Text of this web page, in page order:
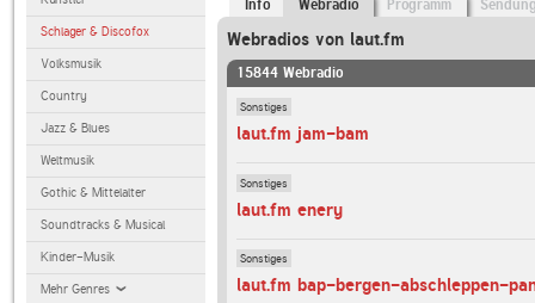
Schlager & Discofox
Volksmusik
Country
Jazz & Blues
Weltmusik
Gothic & Mittelalter
Soundtracks & Musical
Kinder-Musik
Mehr Genres
Info Webradio Programm
Webradios von laut.fm
15844 Webradio
Sonstiges
laut.fm jam-bam
Sonstiges
laut.fm enery
Sonstiges
laut.fm bap-bergen-abschleppen-